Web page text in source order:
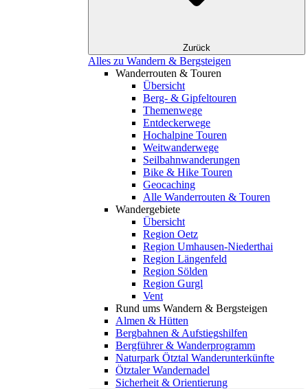
Zurück
Alles zu Wandern & Bergsteigen
Wanderrouten & Touren
Übersicht
Berg- & Gipfeltouren
Themenwege
Entdeckerwege
Hochalpine Touren
Weitwanderwege
Seilbahnwanderungen
Bike & Hike Touren
Geocaching
Alle Wanderrouten & Touren
Wandergebiete
Übersicht
Region Oetz
Region Umhausen-Niederthai
Region Längenfeld
Region Sölden
Region Gurgl
Vent
Rund ums Wandern & Bergsteigen
Almen & Hütten
Bergbahnen & Aufstiegshilfen
Bergführer & Wanderprogramm
Naturpark Ötztal Wanderunterkünfte
Ötztaler Wandernadel
Sicherheit & Orientierung